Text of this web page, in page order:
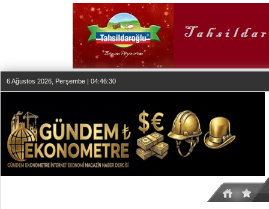
6 Ağustos 2026, Perşembe | 04:46:30